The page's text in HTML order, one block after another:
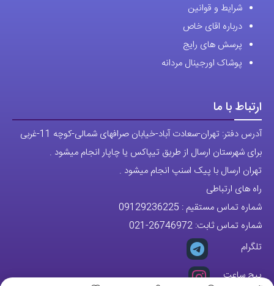
شرایط و قوانین
درباره اقای خاص
پرسش های رایج
پوشاک اورجینال مردانه
ارتباط با ما
آدرس دفتر: تهران-سعادت آباد-خیابان صرافهای شمالی-کوچه 11-غربی
برای شهرستان ارسال از طریق تیپاکس یا چاپار انجام میشود .
تهران ارسال با پیک اسنپ انجام میشود .
راه های ارتباطی
شماره تماس مستقیم : 09129236225
شماره تماس ثابت: 26746972
-021
تلگرام
پیج ساعت